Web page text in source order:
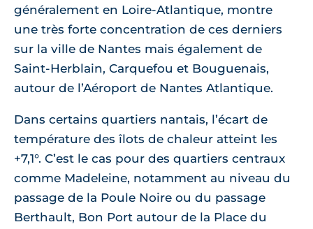
généralement en Loire-Atlantique, montre
une très forte concentration de ces derniers
sur la ville de Nantes mais également de
Saint-Herblain, Carquefou et Bouguenais,
autour de l’Aéroport de Nantes Atlantique.
Dans certains quartiers nantais, l’écart de
température des îlots de chaleur atteint les
+7,1°. C’est le cas pour des quartiers centraux
comme Madeleine, notamment au niveau du
passage de la Poule Noire ou du passage
Berthault, Bon Port autour de la Place du